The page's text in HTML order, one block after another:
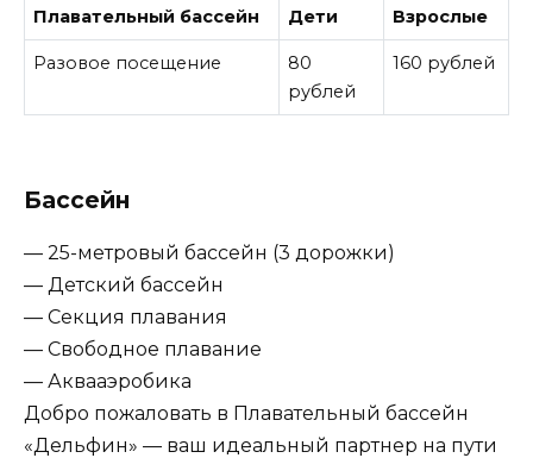
Плавательный бассейн Дети Взрослые
Разовое посещение
80
рублей
160 рублей
Бассейн
— 25-метровый бассейн (3 дорожки)
— Детский бассейн
— Секция плавания
— Свободное плавание
— Аквааэробика
Добро пожаловать в Плавательный бассейн
«Дельфин» — ваш идеальный партнер на пути